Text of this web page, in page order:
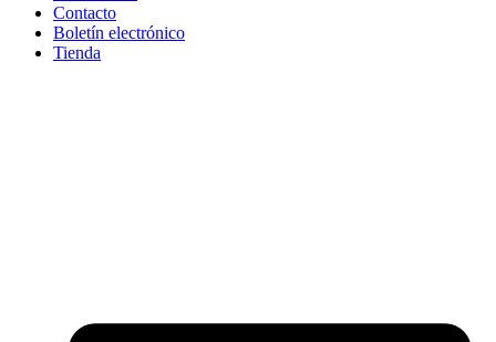
Contacto
Boletín electrónico
Tienda